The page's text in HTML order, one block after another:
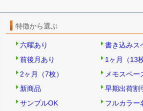
特徴から選ぶ
六曜あり
書き込みス
前後月あり
1ヶ月（13
2ヶ月（7枚）
メモスペ
新商品
早期出荷割
サンプルOK
フルカラー